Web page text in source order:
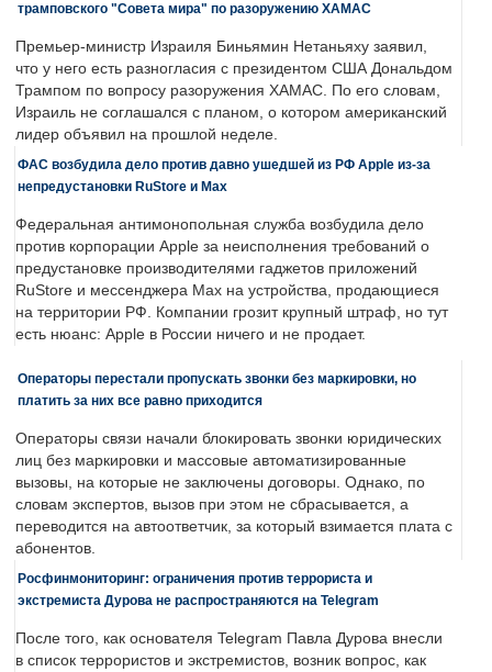
трамповского "Совета мира" по разоружению ХАМАС
Премьер-министр Израиля Биньямин Нетаньяху заявил,
что у него есть разногласия с президентом США Дональдом
Трампом по вопросу разоружения ХАМАС. По его словам,
Израиль не соглашался с планом, о котором американский
лидер объявил на прошлой неделе.
ФАС возбудила дело против давно ушедшей из РФ Apple из-за
непредустановки RuStore и Max
Федеральная антимонопольная служба возбудила дело
против корпорации Apple за неисполнения требований о
предустановке производителями гаджетов приложений
RuStore и мессенджера Max на устройства, продающиеся
на территории РФ. Компании грозит крупный штраф, но тут
есть нюанс: Apple в России ничего и не продает.
Операторы перестали пропускать звонки без маркировки, но
платить за них все равно приходится
Операторы связи начали блокировать звонки юридических
лиц без маркировки и массовые автоматизированные
вызовы, на которые не заключены договоры. Однако, по
словам экспертов, вызов при этом не сбрасывается, а
переводится на автоответчик, за который взимается плата с
абонентов.
Росфинмониторинг: ограничения против террориста и
экстремиста Дурова не распространяются на Telegram
После того, как основателя Telegram Павла Дурова внесли
в список террористов и экстремистов, возник вопрос, как